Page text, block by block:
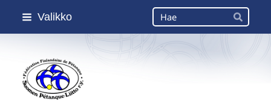
Siirry
Valikko Haku
Hae
Suomen Petanque-Liitto